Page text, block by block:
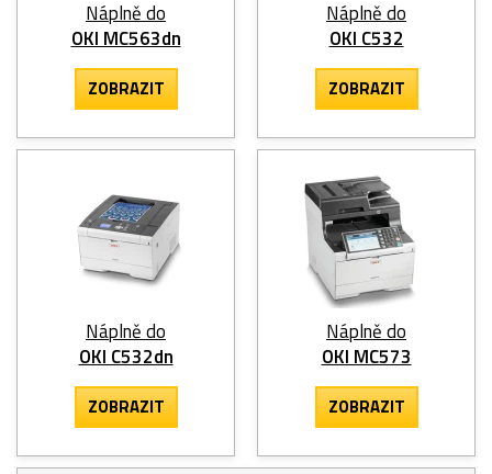
Náplně do
OKI MC563dn
ZOBRAZIT
Náplně do
OKI C532
ZOBRAZIT
Náplně do
OKI C532dn
ZOBRAZIT
Náplně do
OKI MC573
ZOBRAZIT